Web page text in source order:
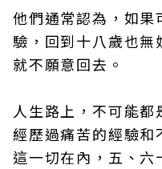
他們通常認為，如果
驗，回到十八歲也無
就不願意回去。
人生路上，不可能
經歷過痛苦的經驗和
這一切在內，五、